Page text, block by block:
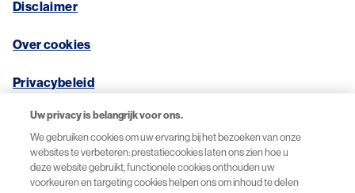
Disclaimer
Over cookies
Privacybeleid
© 2026 Novartis Pharma B.V.
Uw privacy is belangrijk voor ons.
We gebruiken cookies om uw ervaring bij het bezoeken van onze
websites te verbeteren: prestatiecookies laten ons zien hoe u
deze website gebruikt, functionele cookies onthouden uw
voorkeuren en targeting cookies helpen ons om inhoud te delen